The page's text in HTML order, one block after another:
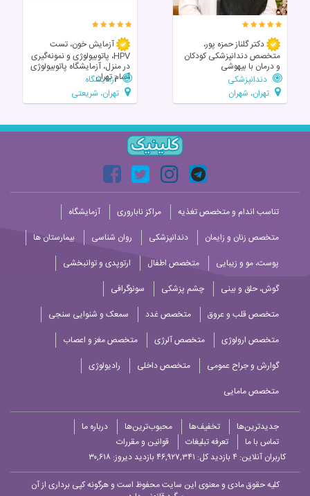
دکتر گلناز حمزه پور،
متخصص دندانپزشکی کودکان
و درمان با بیهوشی
دندانپزشکی
تهران، شهران
آزمایش خون، تست
HPV، پاتوبیولوژی و نمونه‌گیری
در منزل، آزمایشگاه پاتوبیولوژی
آسام تهران
آزمایشگاه
تهران، شریعتی
تناسب اندام و متخصص تغذیه مراکز ناباروری
آزمایشگاه
متخصص زنان و زایمان
دندانپزشکی روان شناسی
بیمارستان ها
پوست، مو و زیبایی
متخصص اطفال
ارتوپدی و توانبخشی
گوش، حلق و بینی
چشم پزشکی
سونوگرافی
متخصص قلب و عروق
متخصص غدد
سمعک و شنوایی سنجی
متخصص ارولوژی
متخصص آلرژی
متخصص مغز و اعصاب
گوارش و جراح عمومی
متخصص داخلی
رادیولوژی
متخصص مامایی
جدیدترین‌ها تخفیف‌ها محبوب‌ترین‌ها
درباره ما
تماس با ما
تعرفه تبلیغات
قوانین و مقررات
کاربران آنلاین: ۴ بازدید کل: ۴۶,۹۲۷,۳۴۱
بازدید دیروز: ۳۰,۶۱۸
کلیه حقوق مادی و معنوی این سایت محفوظ است و هرگونه کپی برداری از آن